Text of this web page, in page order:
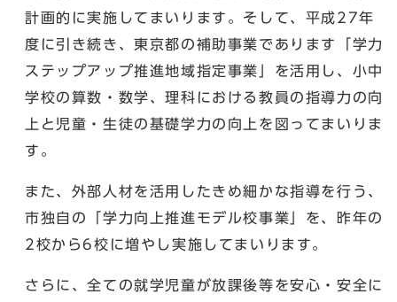
計画的に実施してまいります。そして、平成27年
度に引き続き、東京都の補助事業であります「学力
ステップアップ推進地域指定事業」を活用し、小中
学校の算数・数学、理科における教員の指導力の向
上と児童・生徒の基礎学力の向上を図ってまいりま
す。
また、外部人材を活用したきめ細かな指導を行う、
市独自の「学力向上推進モデル校事業」を、昨年の
2校から6校に増やし実施してまいります。
さらに、全ての就学児童が放課後等を安心・安全に